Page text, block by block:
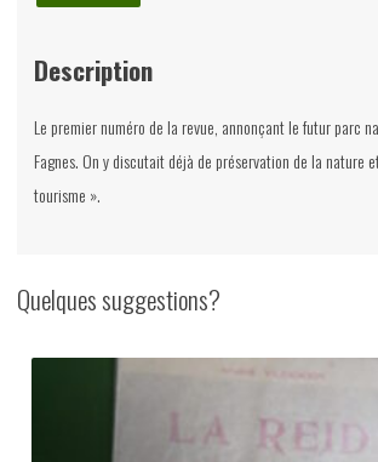
de
fagne,
Description
Le premier numéro de la revue, annonçant le futur parc
Fagnes. On y discutait déjà de préservation de la nature
tourisme ».
Quelques suggestions?